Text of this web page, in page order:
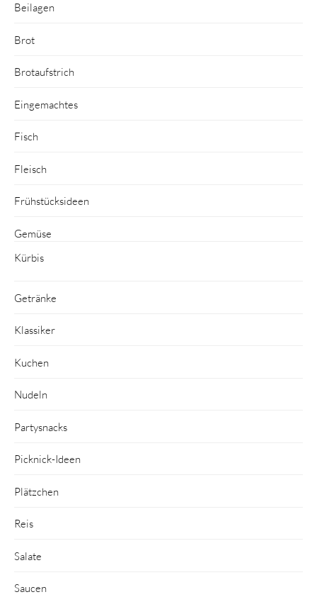
Beilagen
Brot
Brotaufstrich
Eingemachtes
Fisch
Fleisch
Frühstücksideen
Gemüse
Kürbis
Getränke
Klassiker
Kuchen
Nudeln
Partysnacks
Picknick-Ideen
Plätzchen
Reis
Salate
Saucen